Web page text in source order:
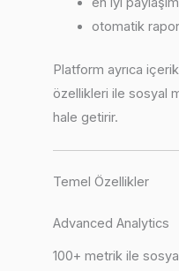
otomatik
Platform ayrıca
özellikleri ile sosyal
hale getirir.
Temel Özellikler
Advanced Analytics
100+ metrik ile